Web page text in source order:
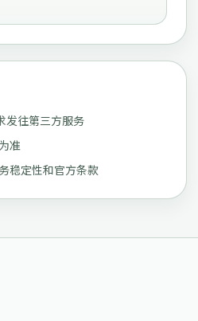
发往第三方服务
准
稳定性和官方条款